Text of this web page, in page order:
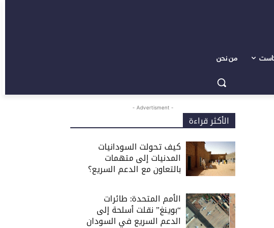
من نحن
- Advertisment -
الأكثر قراءة
كيف تحولت السودانيات
المدنيات إلى متهمات
بالتعاون مع الدعم السريع؟
الأمم المتحدة: طائرات
“بوينغ” نقلت أسلحة إلى
الدعم السريع في السودان